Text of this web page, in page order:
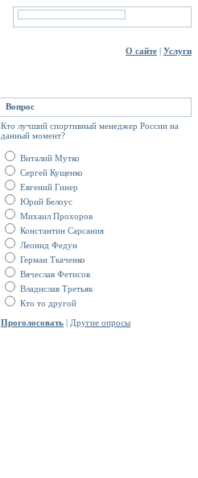
О сайте | Услуги
Вопрос
Кто лучший спортивный менеджер России на
данный момент?
Виталий Мутко
Сергей Кущенко
Евгений Гинер
Юрий Белоус
Михаил Прохоров
Константин Сарсания
Леонид Федун
Герман Ткаченко
Вячеслав Фетисов
Владислав Третьяк
Кто то другой
Проголосовать | Другие опросы